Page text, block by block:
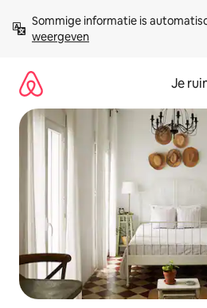
direct
naar
Sommige informatie is
weergeven
Je